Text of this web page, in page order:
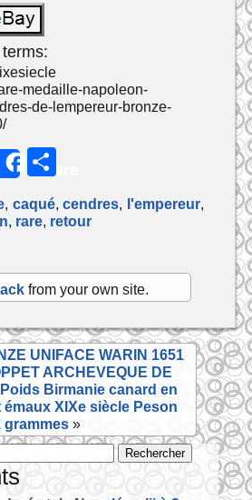
medaille-napoleon-
de-lempereur-bronze-
Share
ta
er
, caqué,cendres, l'empereur,
, rare, retour
from your own site.
UNIFACE WARIN 1651
ARCHEVEQUE DE
Poids Birmanie canard en
émaux XIXe siècle Peson
grammes »